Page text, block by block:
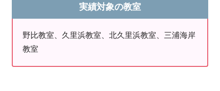
『当教室はりんご塾対応教室となります』
実績対象の教室
野比教室、久里浜教室、北久里浜教室、三浦海岸
教室